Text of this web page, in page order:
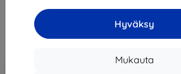
Hyväksy
Mukauta
12,51 €
Hinta ilman ALV:tä
Alennus kupongilla